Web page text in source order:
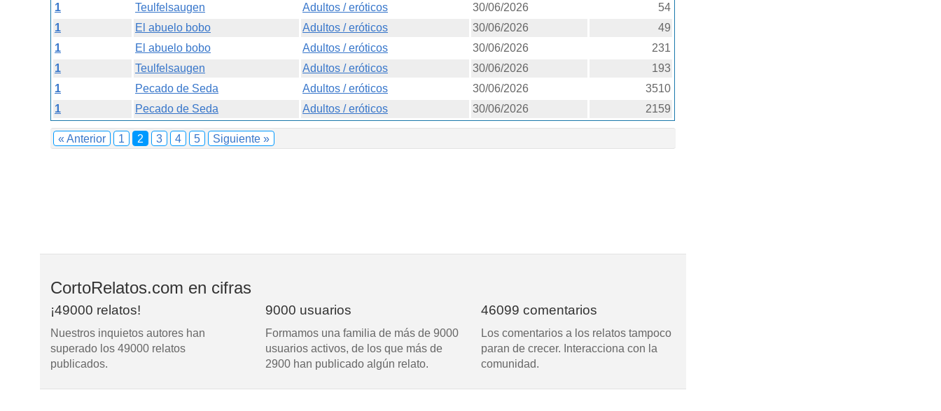
1
Teulfelsaugen Adultos / eróticos 30/06/2026
54
1
El abuelo bobo Adultos / eróticos 30/06/2026
49
1
El abuelo bobo Adultos / eróticos 30/06/2026
231
1
Teulfelsaugen Adultos / eróticos 30/06/2026
193
1
Pecado de Seda Adultos / eróticos 30/06/2026
3510
1
Pecado de Seda Adultos / eróticos 30/06/2026 2159
« Anterior 1 2 3 4 5 Siguiente »
CortoRelatos.com en cifras
¡49000 relatos!
Nuestros inquietos autores han
superado los 49000 relatos
publicados.
9000 usuarios
Formamos una familia de más de 9000
usuarios activos, de los que más de
2900 han publicado algún relato.
46099 comentarios
Los comentarios a los relatos tampoco
paran de crecer. Interacciona con la
comunidad.